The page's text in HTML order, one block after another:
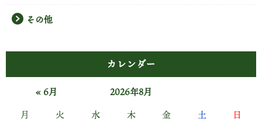
その他
カレンダー
2026年8月
月
火 水 木 金 土
日
« 6月